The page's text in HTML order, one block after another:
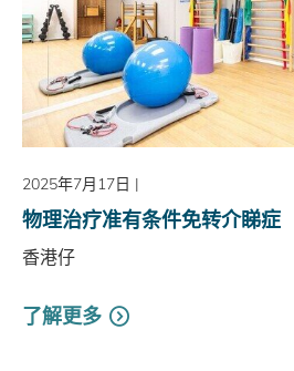
2025年7月17日 |
物理治疗准有条件免转介睇症
香港仔
了解更多